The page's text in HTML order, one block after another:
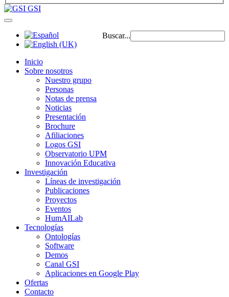
GSI
Buscar...
Inicio
Sobre nosotros
Nuestro grupo
Personas
Notas de prensa
Noticias
Presentación
Brochure
Afiliaciones
Logos GSI
Observatorio UPM
Innovación Educativa
Investigación
Líneas de investigación
Publicaciones
Proyectos
Eventos
HumAILab
Tecnologías
Ontologías
Software
Demos
Canal GSI
Aplicaciones en Google Play
Ofertas
Contacto